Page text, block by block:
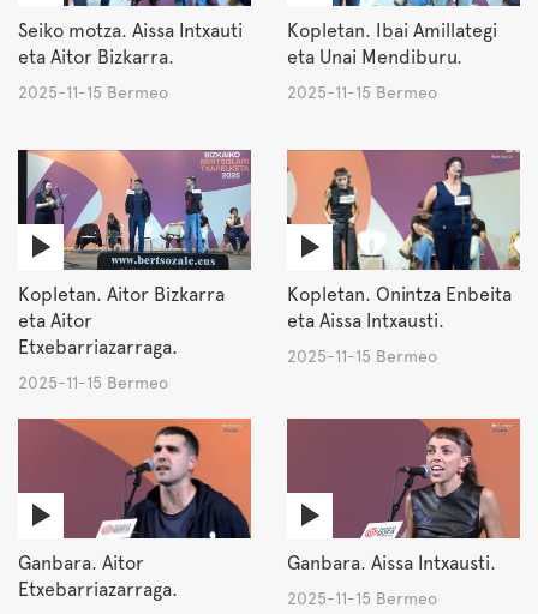
Seiko motza. Aissa Intxauti
eta Aitor Bizkarra.
2025-11-15 Bermeo
Kopletan. Ibai Amillategi
eta Unai Mendiburu.
2025-11-15 Bermeo
Kopletan. Aitor Bizkarra
eta Aitor
Etxebarriazarraga.
2025-11-15 Bermeo
Kopletan. Onintza Enbeita
eta Aissa Intxausti.
2025-11-15 Bermeo
Ganbara. Aitor
Etxebarriazarraga.
Ganbara. Aissa Intxausti.
2025-11-15 Bermeo